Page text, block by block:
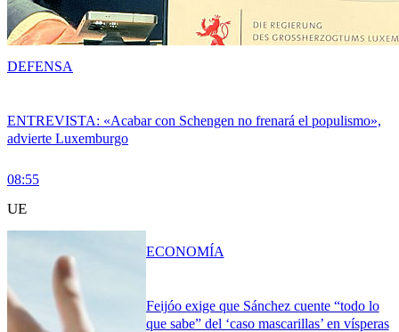
ENTREVISTA: «Acabar con Schengen no frenará el populismo»,
advierte Luxemburgo
08:55
DEFENSA
UE
Feijóo exige que Sánchez cuente “todo lo
que sabe” del ‘caso mascarillas’ en vísperas
ECONOMÍA